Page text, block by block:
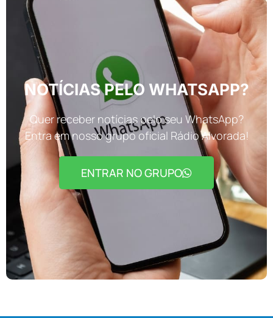
NOTÍCIAS PELO WHATSAPP?
Quer receber notícias pelo seu WhatsApp?
Entra em nosso grupo oficial Rádio Alvorada!
ENTRAR NO GRUPO